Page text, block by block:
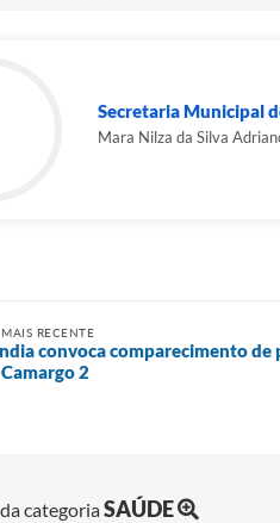
Secretaria Municipal
Mara Nilza da Silva
RECENTE
convoca comparecimento
2
categoriaSAÚDE